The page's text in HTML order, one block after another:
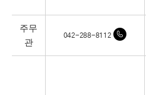
주무
관
042-288-8112